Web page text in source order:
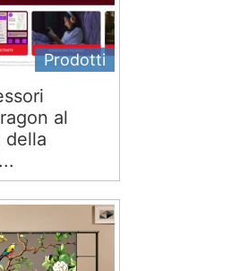
Prodotti
al
della